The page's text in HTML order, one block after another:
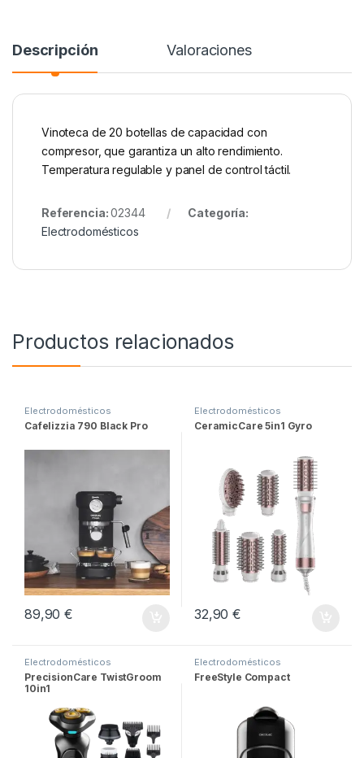
Descripción Valoraciones
Vinoteca de 20 botellas de capacidad con
compresor, que garantiza un alto rendimiento.
Temperatura regulable y panel de control táctil.
Referencia:02344
Categoría:
Electrodomésticos
Productos relacionados
Electrodomésticos
Cafelizzia 790 Black Pro
89,90€
Electrodomésticos
CeramicCare 5in1 Gyro
32,90€
Electrodomésticos
PrecisionCare TwistGroom
10in1
Electrodomésticos
FreeStyle Compact